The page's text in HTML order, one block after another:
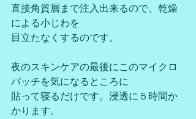
直接角質層まで注入出来るので、乾燥
による小じわを
目立たなくするのです。
夜のスキンケアの最後にこのマイクロ
パッチを気になるところに
貼って寝るだけです。浸透に５時間か
かります。